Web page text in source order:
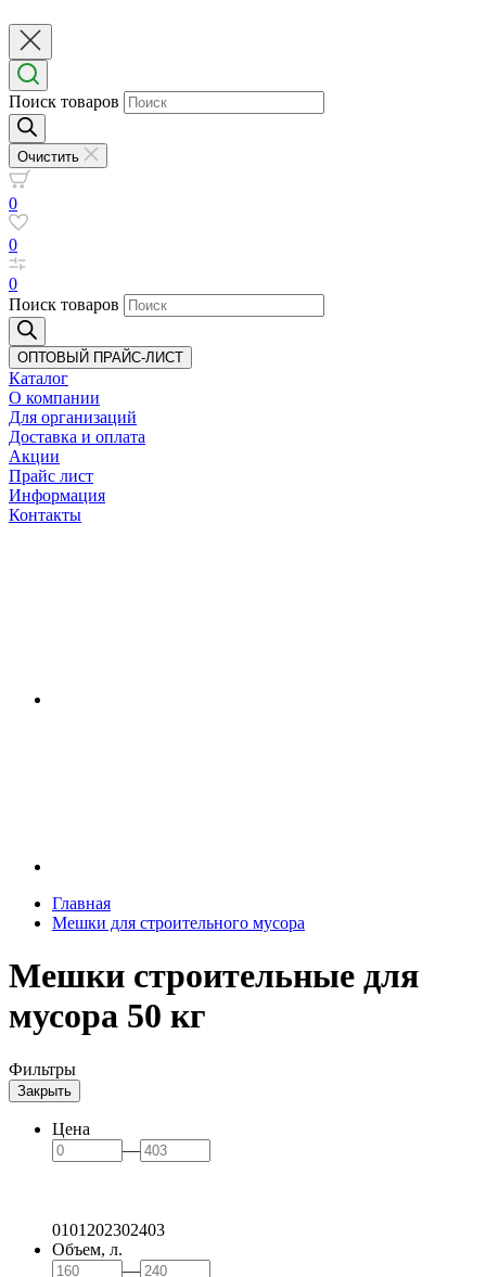
Поиск товаров
Очистить
0
0
0
Поиск товаров
ОПТОВЫЙ ПРАЙС-ЛИСТ
Каталог
О компании
Для организаций
Доставка и оплата
Акции
Прайс лист
Информация
Контакты
Главная
Мешки для строительного мусора
Мешки строительные для
мусора 50 кг
Фильтры
Закрыть
Цена
—
0101 202302403
Объем, л.
—